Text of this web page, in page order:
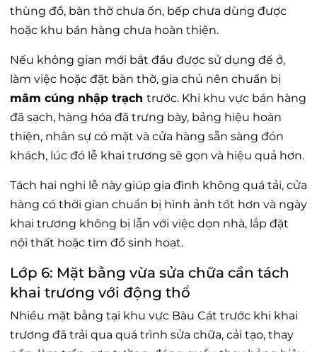
thùng đồ, bàn thờ chưa ổn, bếp chưa dùng được
hoặc khu bán hàng chưa hoàn thiện.
Nếu không gian mới bắt đầu được sử dụng để ở,
làm việc hoặc đặt bàn thờ, gia chủ nên chuẩn bị
mâm cúng nhập trạch trước. Khi khu vực bán hàng
đã sạch, hàng hóa đã trưng bày, bảng hiệu hoàn
thiện, nhân sự có mặt và cửa hàng sẵn sàng đón
khách, lúc đó lễ khai trương sẽ gọn và hiệu quả hơn.
Tách hai nghi lễ này giúp gia đình không quá tải, cửa
hàng có thời gian chuẩn bị hình ảnh tốt hơn và ngày
khai trương không bị lẫn với việc dọn nhà, lắp đặt
nội thất hoặc tìm đồ sinh hoạt.
Lớp 6: Mặt bằng vừa sửa chữa cần tách
khai trương với động thổ
Nhiều mặt bằng tại khu vực Bàu Cát trước khi khai
trương đã trải qua quá trình sửa chữa, cải tạo, thay